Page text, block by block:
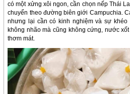
có một xửng xôi ngon, cần chọn nếp Thái
chuyển theo đường biên giới Campuchia.
nhưng lại cần có kinh nghiệm và sự
không nhão mà cũng không cứng, nước
thơm mát.